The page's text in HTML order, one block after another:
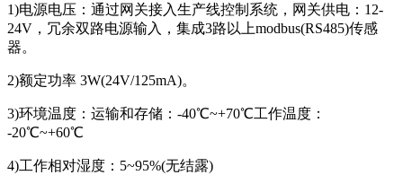
1)电源电压：通过网关接入生产线控制系统，网关供电：12-
24V，冗余双路电源输入，集成3路以上modbus(RS485)传感
器。
2)额定功率 3W(24V/125mA)。
3)环境温度：运输和存储：-40℃~+70℃工作温度：
-20℃~+60℃
4)工作相对湿度：5~95%(无结露)